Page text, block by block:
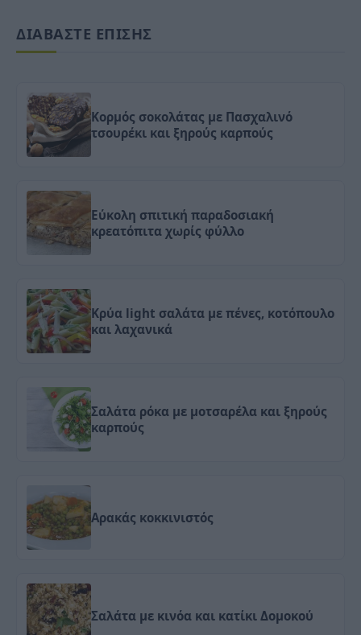
ΔΙΑΒΑΣΤΕ ΕΠΙΣΗΣ
Κορμός σοκολάτας με Πασχαλινό
τσουρέκι και ξηρούς καρπούς
Εύκολη σπιτική παραδοσιακή
κρεατόπιτα χωρίς φύλλο
Κρύα light σαλάτα με πένες, κοτόπουλο
και λαχανικά
Σαλάτα ρόκα με μοτσαρέλα και ξηρούς
καρπούς
Αρακάς κοκκινιστός
Σαλάτα με κινόα και κατίκι Δομοκού